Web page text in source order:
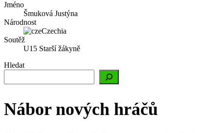
Jméno
Šmuková Justýna
Národnost
Czechia
Soutěž
U15 Starší žákyně
Hledat
Nábor nových hráčů